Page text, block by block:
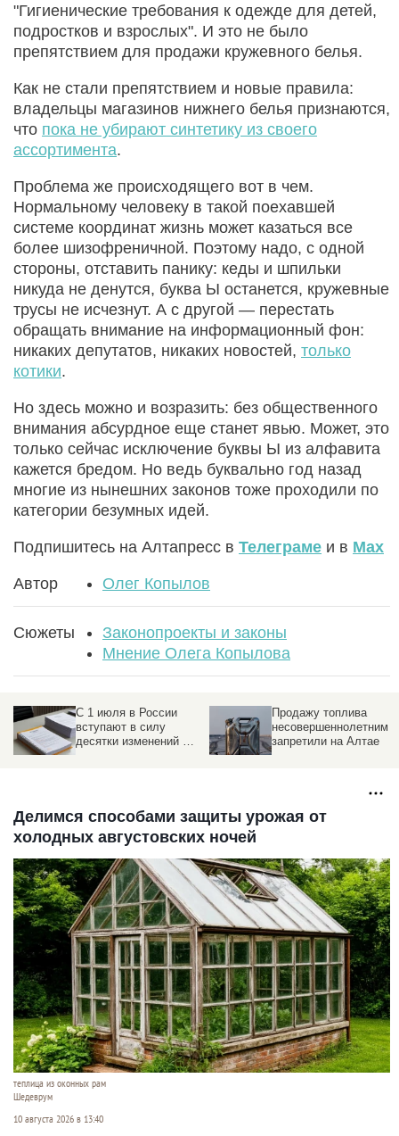
"Гигиенические требования к одежде для детей,
подростков и взрослых". И это не было
препятствием для продажи кружевного белья.
Как не стали препятствием и новые правила:
владельцы магазинов нижнего белья признаются,
что пока не убирают синтетику из своего
ассортимента.
Проблема же происходящего вот в чем.
Нормальному человеку в такой поехавшей
системе координат жизнь может казаться все
более шизофреничной. Поэтому надо, с одной
стороны, отставить панику: кеды и шпильки
никуда не денутся, буква Ы останется, кружевные
трусы не исчезнут. А с другой — перестать
обращать внимание на информационный фон:
никаких депутатов, никаких новостей, только
котики.
Но здесь можно и возразить: без общественного
внимания абсурдное еще станет явью. Может, это
только сейчас исключение буквы Ы из алфавита
кажется бредом. Но ведь буквально год назад
многие из нынешних законов тоже проходили по
категории безумных идей.
Подпишитесь на Алтапресс в Телеграме и в Max
Автор Олег Копылов
Сюжеты
Законопроекты и законы
Мнение Олега Копылова
С 1 июля в России
вступают в силу
десятки изменений —
Продажу топлива
несовершеннолетним
запретили на Алтае
Делимся способами защиты урожая от
холодных августовских ночей
теплица из оконных рам
Шедеврум
10 августа 2026 в 13:40